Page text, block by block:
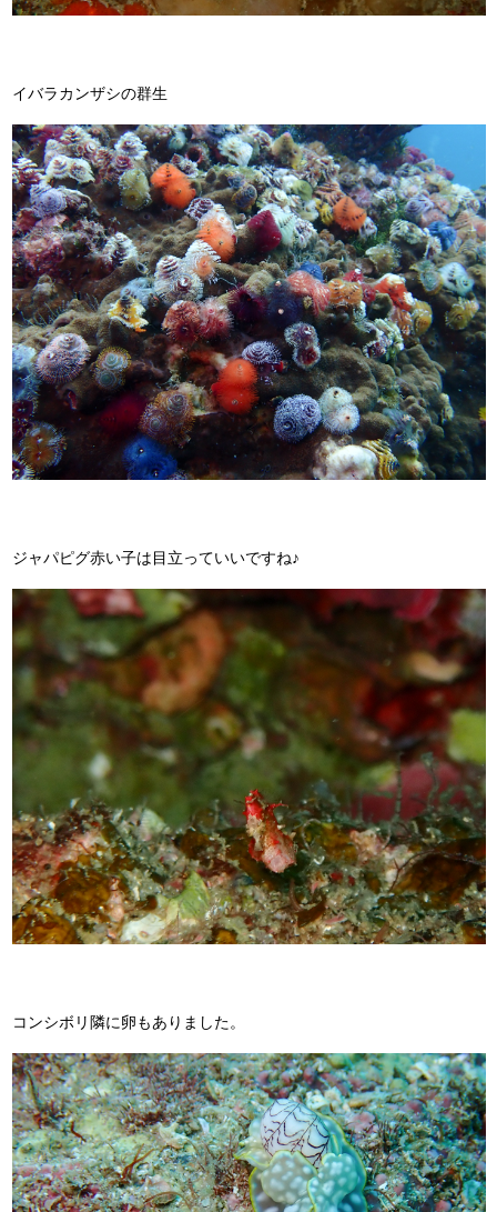
イバラカンザシの群生
ジャパピグ赤い子は目立っていいですね♪
コンシボリ隣に卵もありました。